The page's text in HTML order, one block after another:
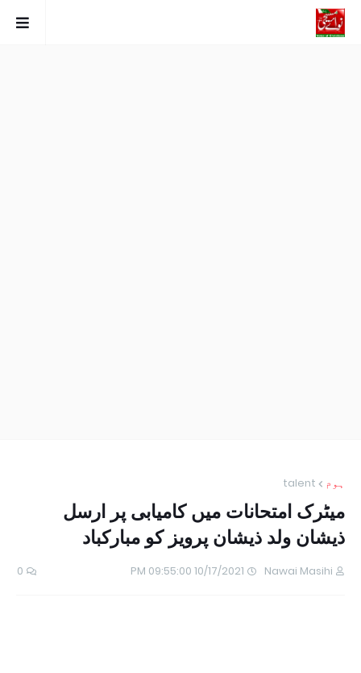
ہوم talent
میٹرک امتحانات میں کامیابی پر ارسل
ذیشان ولد ذیشان پرویز کو مبارکباد
Nawai Masihi
10/17/2021 09:55:00 PM
0